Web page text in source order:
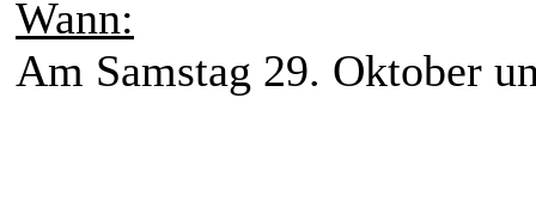
Wann:
Am Samstag 29. Oktober